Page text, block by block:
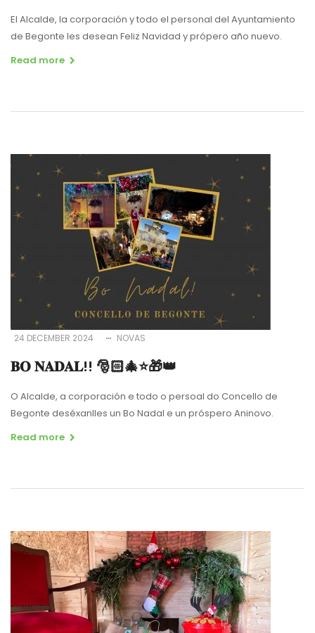
El Alcalde, la corporación y todo el personal del Ayuntamiento
de Begonte les desean Feliz Navidad y própero año nuevo.
Read more
24 DECEMBER 2024 NOVAS
𝐁𝐎 𝐍𝐀𝐃𝐀𝐋!! 🎅🏻🎄⭐️🎁👑
O Alcalde, a corporación e todo o persoal do Concello de
Begonte deséxanlles un Bo Nadal e un próspero Aninovo.
Read more